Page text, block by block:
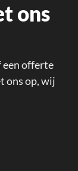
ons
een offerte
ons op, wij